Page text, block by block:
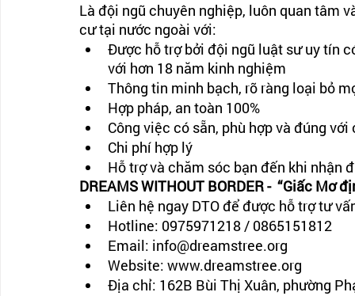
Là đội ngũ chuyên nghiệp, luôn quan tâm
cư tại nước ngoài với:
Được hỗ trợ bởi đội ngũ luật sư uy tín
với hơn 18 năm kinh nghiệm
Thông tin minh bạch, rõ ràng loại bỏ
Hợp pháp, an toàn 100%
Công việc có sẵn, phù hợp và đúng
Chi phí hợp lý
Hỗ trợ và chăm sóc bạn đến khi nhận
DREAMS WITHOUT BORDER -  “Giấc Mơ
Liên hệ ngay DTO để được hỗ trợ tư
Hotline: 0975971218 / 0865151812
Email: info@dreamstree.org
Website: www.dreamstree.org
Địa chỉ: 162B Bùi Thị Xuân, phường